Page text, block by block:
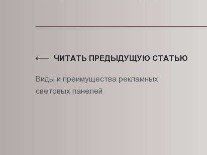
ЧИТАТЬ ПРЕДЫДУЩУЮ СТАТЬЮ
Виды и преимущества рекламных
световых панелей